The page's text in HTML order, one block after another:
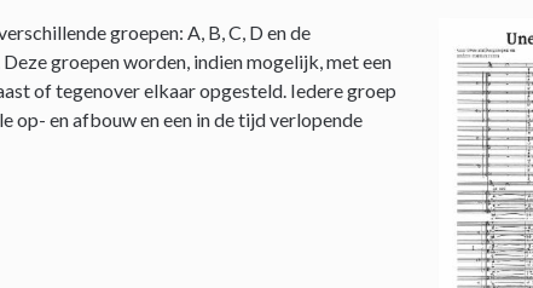
groepen: A, B, C, D en de
groepen worden, indien mogelijk, met een
of tegenover elkaar opgesteld. Iedere groep
op- en afbouw en een in de tijd verlopende